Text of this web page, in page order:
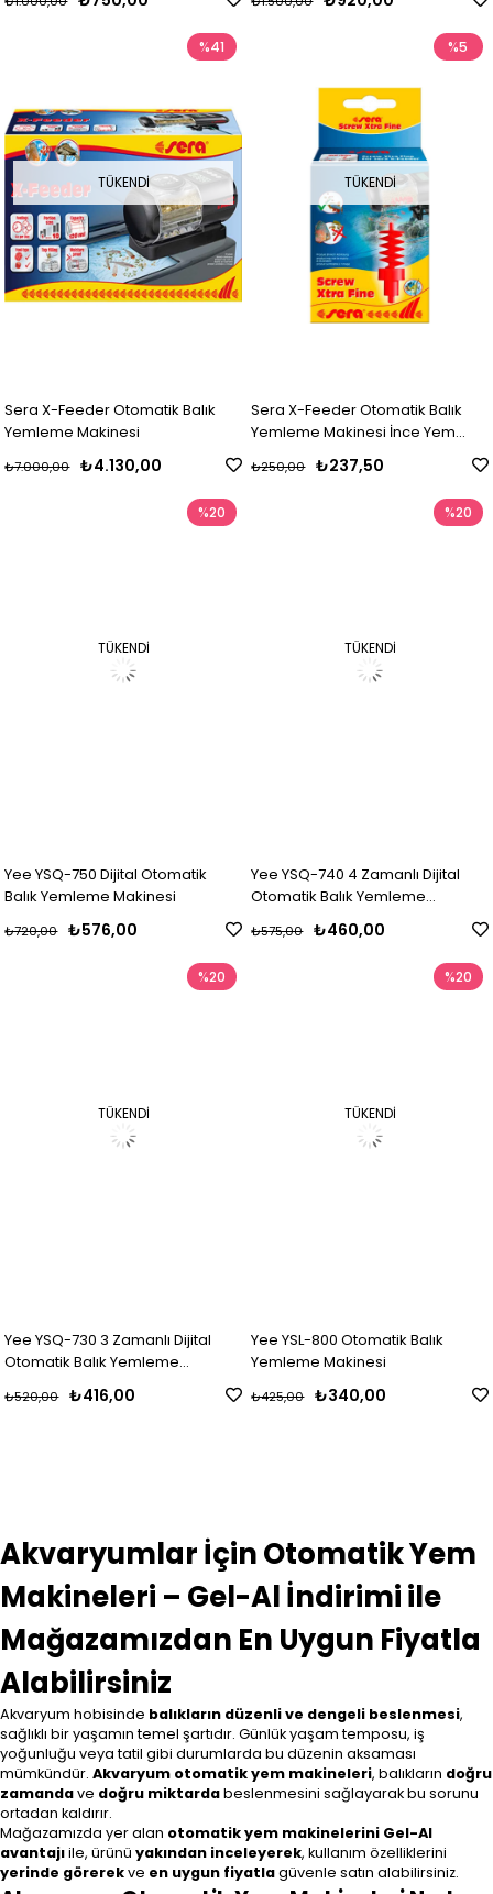
TÜKENDI
Sera X-Feeder Otomatik Balık
Yemleme Makinesi
₺4.130,00
₺7.000,00
%41
TÜKENDI
Sera X-Feeder Otomatik Balık
Yemleme Makinesi İnce Yem
₺237,50
₺250,00
%5
TÜKENDI
Yee YSQ-750 Dijital Otomatik
Balık Yemleme Makinesi
₺576,00
₺720,00
%20
TÜKENDI
Yee YSQ-740 4 Zamanlı Dijital
Otomatik Balık Yemleme
₺460,00
₺575,00
%20
TÜKENDI
Yee YSQ-730 3 Zamanlı Dijital
Otomatik Balık Yemleme
₺416,00
₺520,00
%20
TÜKENDI
Yee YSL-800 Otomatik Balık
Yemleme Makinesi
₺340,00
₺425,00
%20
Akvaryumlar İçin Otomatik Yem
Makineleri – Gel-Al İndirimi ile
Mağazamızdan En Uygun Fiyatla
Alabilirsiniz
Akvaryum hobisinde balıkların düzenli ve dengeli beslenmesi,
sağlıklı bir yaşamın temel şartıdır. Günlük yaşam temposu, iş
yoğunluğu veya tatil gibi durumlarda bu düzenin aksaması
mümkündür. Akvaryum otomatik yem makineleri, balıkların doğru
zamandave doğru miktardabeslenmesini sağlayarak bu sorunu
ortadan kaldırır.
Mağazamızda yer alan otomatik yem makinelerini Gel-Al
avantajıile, ürünü yakından inceleyerek, kullanım özelliklerini
yerinde görerekve en uygun fiyatlagüvenle satın alabilirsiniz.